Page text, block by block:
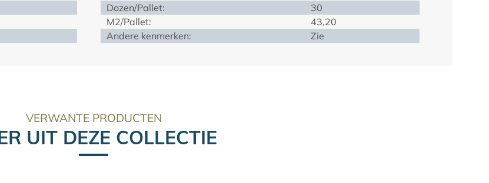
Dozen/Pallet:
30
M2/Pallet:
43,20
Andere kenmerken:
Zie
VERWANTE PRODUCTEN
UIT DEZE COLLECTIE